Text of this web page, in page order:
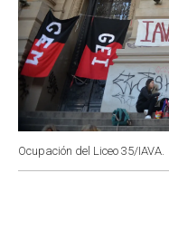
Ocupación del Liceo 35/IAVA.